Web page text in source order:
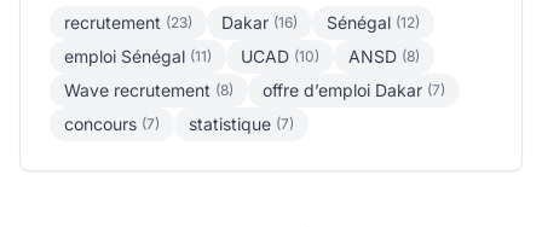
recrutement (23) Dakar (16) Sénégal (12)
emploi Sénégal (11) UCAD (10) ANSD (8)
Wave recrutement (8) offre d’emploi Dakar (7)
concours (7) statistique (7)